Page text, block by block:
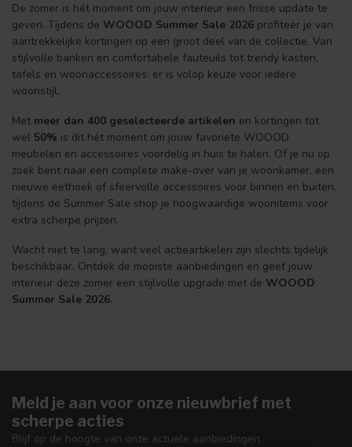
De zomer is hét moment om jouw interieur een frisse update te
geven. Tijdens de WOOOD Summer Sale 2026 profiteer je van
aantrekkelijke kortingen op een groot deel van de collectie. Van
stijlvolle banken en comfortabele fauteuils tot trendy kasten,
tafels en woonaccessoires: er is volop keuze voor iedere
woonstijl.
Met meer dan 400 geselecteerde artikelen en kortingen tot
wel 50% is dit hét moment om jouw favoriete WOOOD
meubelen en accessoires voordelig in huis te halen. Of je nu op
zoek bent naar een complete make-over van je woonkamer, een
nieuwe eethoek of sfeervolle accessoires voor binnen en buiten,
tijdens de Summer Sale shop je hoogwaardige woonitems voor
extra scherpe prijzen.
Wacht niet te lang, want veel actieartikelen zijn slechts tijdelijk
beschikbaar. Ontdek de mooiste aanbiedingen en geef jouw
interieur deze zomer een stijlvolle upgrade met de WOOOD
Summer Sale 2026.
Meld je aan voor onze nieuwbrief met
scherpe acties
Blijf op de hoogte van onze actuele aanbiedingen